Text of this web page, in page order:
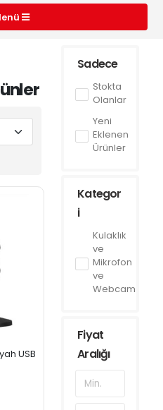
Sadece
Stokta
Olanlar
Yeni
Eklenen
Ürünler
Kategor
i
Kulaklık
ve
Mikrofon
ve
Webcam
Fiyat
Aralığı
USB